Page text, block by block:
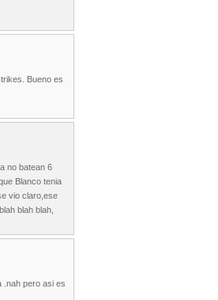
Bueno es
no batean 6
Blanco tenia
vio claro,ese
blah blah,
.nah pero asi es